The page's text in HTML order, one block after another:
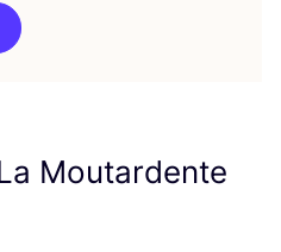
Moutardente